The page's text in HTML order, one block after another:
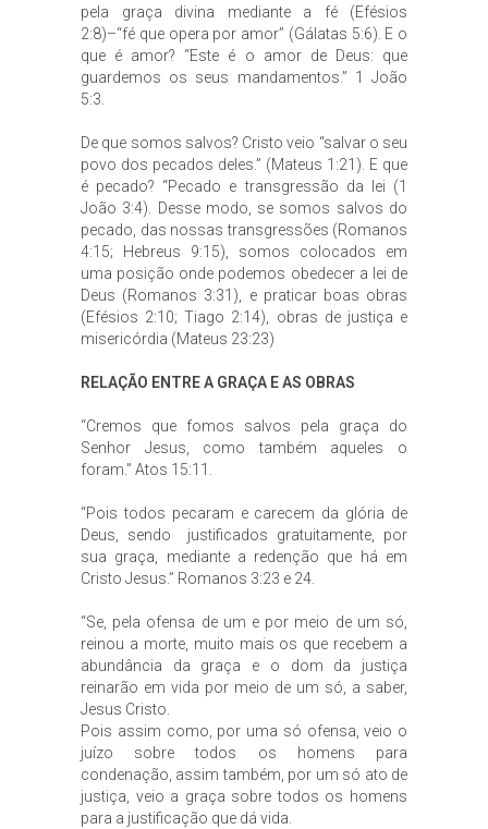
pela graça divina mediante a fé (Efésios
2:8)–“fé que opera por amor” (Gálatas 5:6). E o
que é amor? “Este é o amor de Deus: que
guardemos os seus mandamentos.” 1 João
5:3.
De que somos salvos? Cristo veio “salvar o seu
povo dos pecados deles.” (Mateus 1:21). E que
é pecado? “Pecado e transgressão da lei (1
João 3:4). Desse modo, se somos salvos do
pecado, das nossas transgressões (Romanos
4:15; Hebreus 9:15), somos colocados em
uma posição onde podemos obedecer a lei de
Deus (Romanos 3:31), e praticar boas obras
(Efésios 2:10; Tiago 2:14), obras de justiça e
misericórdia (Mateus 23:23)
RELAÇÃO ENTRE A GRAÇA E AS OBRAS
“Cremos que fomos salvos pela graça do
Senhor Jesus, como também aqueles o
foram.” Atos 15:11.
“Pois todos pecaram e carecem da glória de
Deus, sendo justificados gratuitamente, por
sua graça, mediante a redenção que há em
Cristo Jesus.” Romanos 3:23 e 24.
“Se, pela ofensa de um e por meio de um só,
reinou a morte, muito mais os que recebem a
abundância da graça e o dom da justiça
reinarão em vida por meio de um só, a saber,
Jesus Cristo.
Pois assim como, por uma só ofensa, veio o
juízo sobre todos os homens para
condenação, assim também, por um só ato de
justiça, veio a graça sobre todos os homens
para a justificação que dá vida.